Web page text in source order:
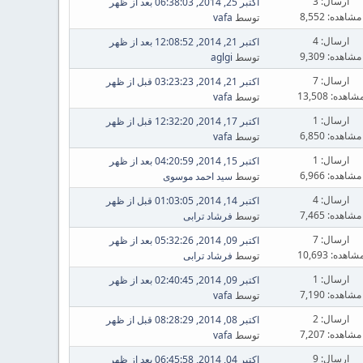
مشاهده: 8,552
توسط vafa
ارسال: 4
مشاهده: 9,309
اکتبر 21, 2014, 12:08:52 بعد از ظهر
توسط aglgi
ارسال: 7
13,508
اکتبر 21, 2014, 03:23:23 قبل از ظهر
توسط vafa
ارسال: 1
مشاهده: 6,850
اکتبر 17, 2014, 12:32:20 قبل از ظهر
توسط vafa
ارسال: 1
مشاهده: 6,966
اکتبر 15, 2014, 04:20:59 بعد از ظهر
توسط سید احمد موسوی
ارسال: 4
مشاهده: 7,465
اکتبر 14, 2014, 01:03:05 قبل از ظهر
توسط فرشاد ترابی
ارسال: 7
10,693
اکتبر 09, 2014, 05:32:26 بعد از ظهر
توسط فرشاد ترابی
ارسال: 1
مشاهده: 7,190
اکتبر 09, 2014, 02:40:45 بعد از ظهر
توسط vafa
ارسال: 2
مشاهده: 7,207
اکتبر 08, 2014, 08:28:29 قبل از ظهر
توسط vafa
ارسال: 9
اکتبر 04, 2014, 06:45:58 بعد از ظهر